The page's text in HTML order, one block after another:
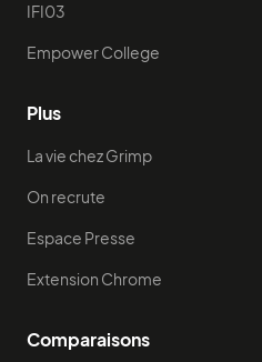
IFI03
Empower College
Plus
La vie chez Grimp
On recrute
Espace Presse
Extension Chrome
Comparaisons